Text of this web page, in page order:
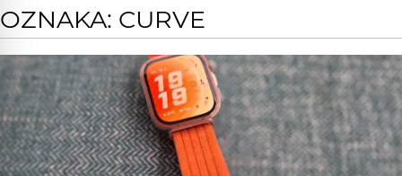
OZNAKA: CURVE